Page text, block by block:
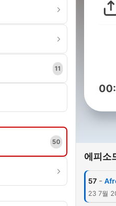
11
50
에피소
57 -
23 7월